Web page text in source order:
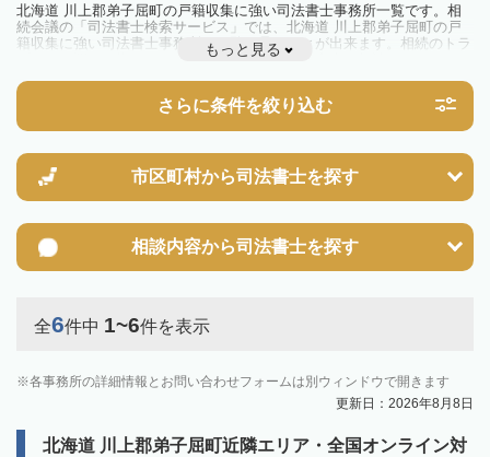
北海道 川上郡弟子屈町の戸籍収集に強い司法書士事務所一覧です。相
続会議の「司法書士検索サービス」では、北海道 川上郡弟子屈町の戸
籍収集に強い司法書士事務所を一覧で見ることが出来ます。相続のトラ
ブルやお悩みを抱えている方は一度近隣の司法書士に相談してみましょ
もっと見る
さらに条件を絞り込む
市区町村から司法書士を探す
相談内容から司法書士を探す
全6件中 1~6件を表示
各事務所の詳細情報とお問い合わせフォームは別ウィンドウで開きます
更新日：2026年8月8日
北海道 川上郡弟子屈町近隣エリア・全国オンライン対